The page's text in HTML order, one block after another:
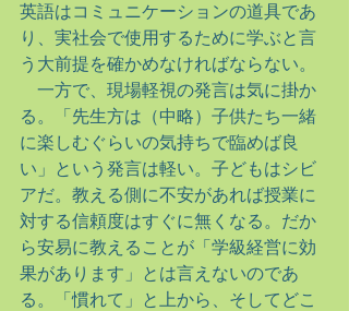
英語はコミュニケーションの道具であ
り、実社会で使用するために学ぶと言
う大前提を確かめなければならない。
一方で、現場軽視の発言は気に掛か
る。「先生方は（中略）子供たち一緒
に楽しむぐらいの気持ちで臨めば良
い」という発言は軽い。子どもはシビ
アだ。教える側に不安があれば授業に
対する信頼度はすぐに無くなる。だか
ら安易に教えることが「学級経営に効
果があります」とは言えないのであ
る。「慣れて」と上から、そしてどこ